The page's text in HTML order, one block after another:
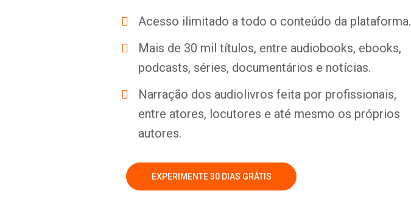
Acesso ilimitado a todo o conteúdo da plataforma.
Mais de 30 mil títulos, entre audiobooks, ebooks,
podcasts, séries, documentários e notícias.
Narração dos audiolivros feita por profissionais,
entre atores, locutores e até mesmo os próprios
autores.
EXPERIMENTE 30 DIAS GRÁTIS